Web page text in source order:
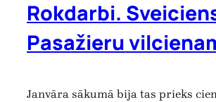
Rokdarbi.
Pasažieru
Janvāra sākumā bija tas prieks